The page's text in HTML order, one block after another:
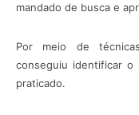
mandado de busca e
Por meio de
conseguiu identificar
praticado.